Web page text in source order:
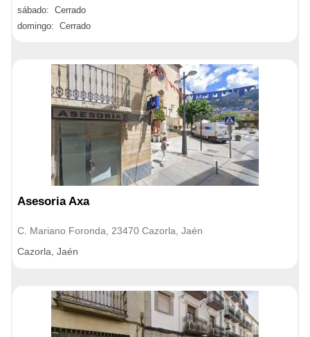
sábado: Cerrado
domingo: Cerrado
Asesoria Axa
C. Mariano Foronda, 23470 Cazorla, Jaén
Cazorla, Jaén